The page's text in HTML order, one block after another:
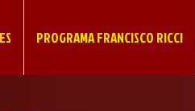
PROGRAMA FRANCISCO RICCI